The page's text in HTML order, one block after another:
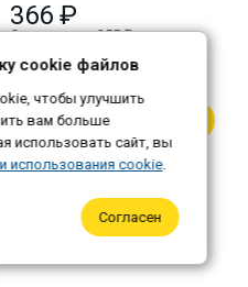
366 ₽
Самовывоз: 355 ₽
В корзину
cookie файлов
чтобы улучшить
вам больше
использовать сайт, вы
использования cookie.
Согласен